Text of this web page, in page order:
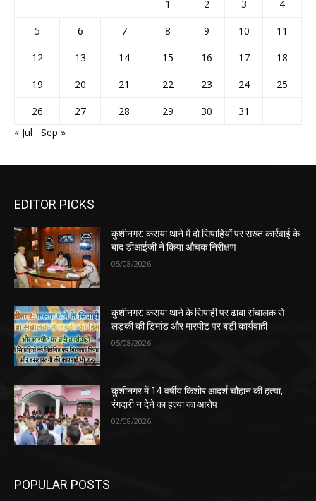
1 2 3
4
5
6 7 8 9 10
11
12
13 14 15 16 17
18
19
20 21 22 23 24
25
26
27 28 29 30
31
« Jul
Sep »
EDITOR PICKS
कुशीनगर: कसया थाने में दो सिपाहियों पर सख्त कार्रवाई के
बाद डीआईजी ने किया औचक निरीक्षण
05/08/2026
कुशीनगर: कसया थाने के सिपाही पर ढाबा संचालक से
लड़की की डिमांड और मारपीट पर बड़ी कार्यवाही
05/08/2026
कुशीनगर में 14 वर्षीय किशोर आदर्श चौहान की हत्या,
रंगदारी न देने का हत्या का आरोप
02/08/2026
POPULAR POSTS